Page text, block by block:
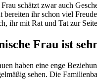
schätzt zwar auch
bereiten ihr schon viel
ihr mit Rat und Tat zur
Frau ist
haben eine enge
sehen. Die